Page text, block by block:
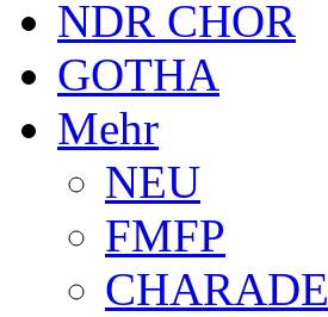
NDR CHOR
GOTHA
Mehr
NEU
FMFP
CHARADE